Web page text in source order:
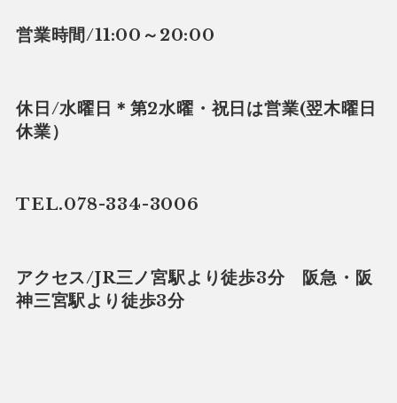
営業時間/11:00～20:00
休日/水曜日＊第2水曜・祝日は営業(翌木曜日
休業）
TEL.078-334-3006
アクセス/JR三ノ宮駅より徒歩3分 阪急・阪
神三宮駅より徒歩3分